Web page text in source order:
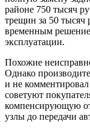
районе 750 тысяч
трещин за 50
временным
эксплуатации.
Похожие
Однако
и не
советуют
компенсирующую
узлы до передачи